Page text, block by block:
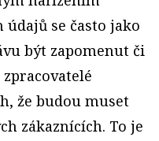
údajů se často jako
být zapomenut či
že budou muset
zákaznících. To je